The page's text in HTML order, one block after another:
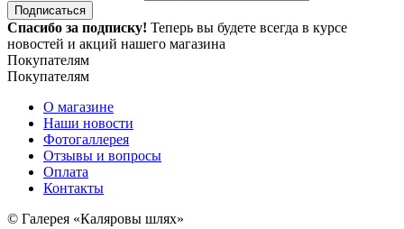
Подписаться
Спасибо за подписку! Теперь вы будете всегда в курсе
новостей и акций нашего магазина
Покупателям
Покупателям
О магазине
Наши новости
Фотогаллерея
Отзывы и вопросы
Оплата
Контакты
© Галерея «Каляровы шлях»